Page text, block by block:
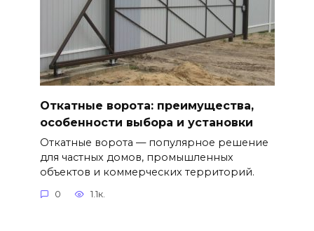
Откатные ворота: преимущества,
особенности выбора и установки
Откатные ворота — популярное решение
для частных домов, промышленных
объектов и коммерческих территорий.
0 1.1к.